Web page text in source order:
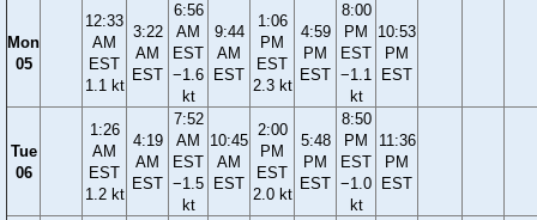
Mon
05
12:33
AM
EST
1.1 kt
3:22
AM
EST
6:56
AM
EST
−1.6
kt
9:44
AM
EST
1:06
PM
EST
2.3 kt
4:59
PM
EST
8:00
PM
EST
−1.1
kt
10:53
PM
EST
Tue
06
1:26
AM
EST
1.2 kt
4:19
AM
EST
7:52
AM
EST
−1.5
kt
10:45
AM
EST
2:00
PM
EST
2.0 kt
5:48
PM
EST
8:50
PM
EST
−1.0
kt
11:36
PM
EST